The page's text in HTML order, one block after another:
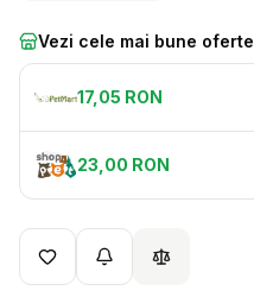
Vezi cele mai bune oferte
17,05 RON
23,00 RON